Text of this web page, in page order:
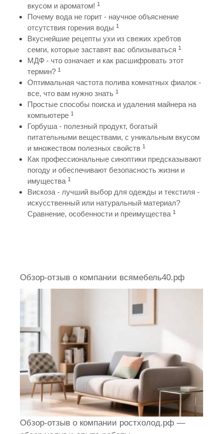
вкусом и ароматом! 1
Почему вода не горит - научное объяснение
отсутствия горения воды 1
Вкуснейшие рецепты ухи из свежих хребтов
семги, которые заставят вас облизываться 1
МДФ - что означает и как расшифровать этот
термин? 1
Оптимальная частота полива комнатных фиалок -
все, что вам нужно знать 1
Простые способы поиска и удаления майнера на
компьютере 1
Горбуша - полезный продукт, богатый
питательными веществами, с уникальным вкусом
и множеством полезных свойств 1
Как профессиональные синоптики предсказывают
погоду и обеспечивают безопасность жизни и
имущества 1
Вискоза - лучший выбор для одежды и текстиля -
искусственный или натуральный материал?
Сравнение, особенности и преимущества 1
Обзор-отзыв о компании всямебель40.рф
Обзор-отзыв о компании ростхолод.рф —